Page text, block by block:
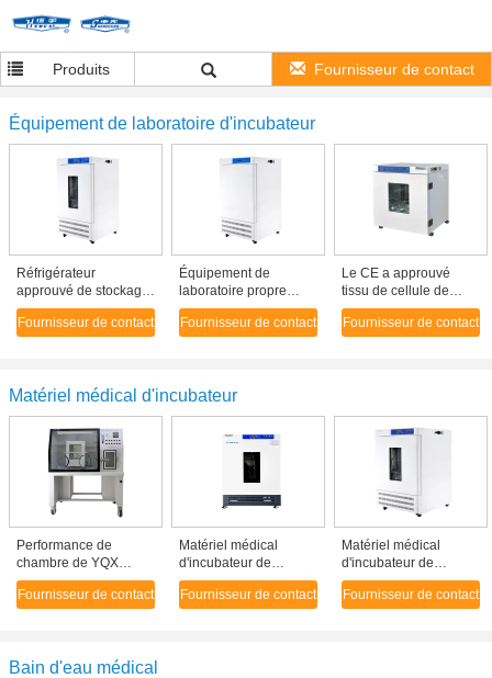
Produits Fournisseur de contact
Équipement de laboratoire d'incubateur
Réfrigérateur
approuvé de stockage
de médecine de la CE,
réfrigérateur de
Fournisseur de contact
Équipement de
laboratoire propre
facile d'incubateur de
biochimie, incubateur
Fournisseur de contact
Le CE a approuvé
tissu de cellule de
Formammal
d'incubateur/végétal
Fournisseur de contact
Matériel médical d'incubateur
Performance de
chambre de YQX
haute de matériel
médical anaérobie
Fournisseur de contact
Matériel médical
d'incubateur de
Cabinet de culture de
moule de HMJ avec la
Fournisseur de contact
Matériel médical
d'incubateur de
biochimie de SPX avec
le système
Fournisseur de contact
Bain d'eau médical